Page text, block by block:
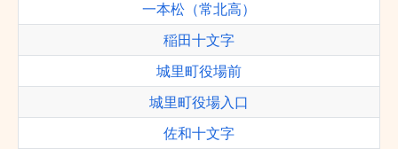
一本松（常北高）
稲田十文字
城里町役場前
城里町役場入口
佐和十文字